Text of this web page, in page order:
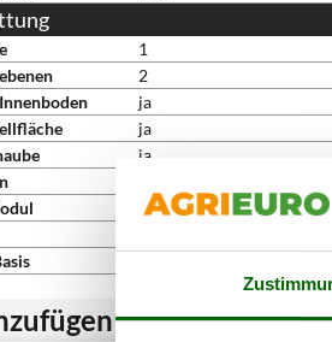
1
2
ja
ja
ja
1
und Rabatt